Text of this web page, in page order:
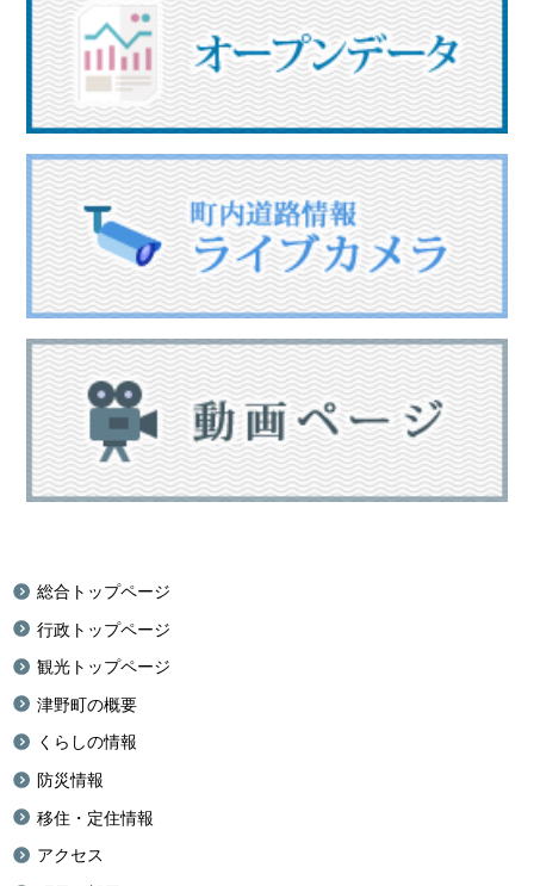
総合トップページ
行政トップページ
観光トップページ
津野町の概要
くらしの情報
防災情報
移住・定住情報
アクセス